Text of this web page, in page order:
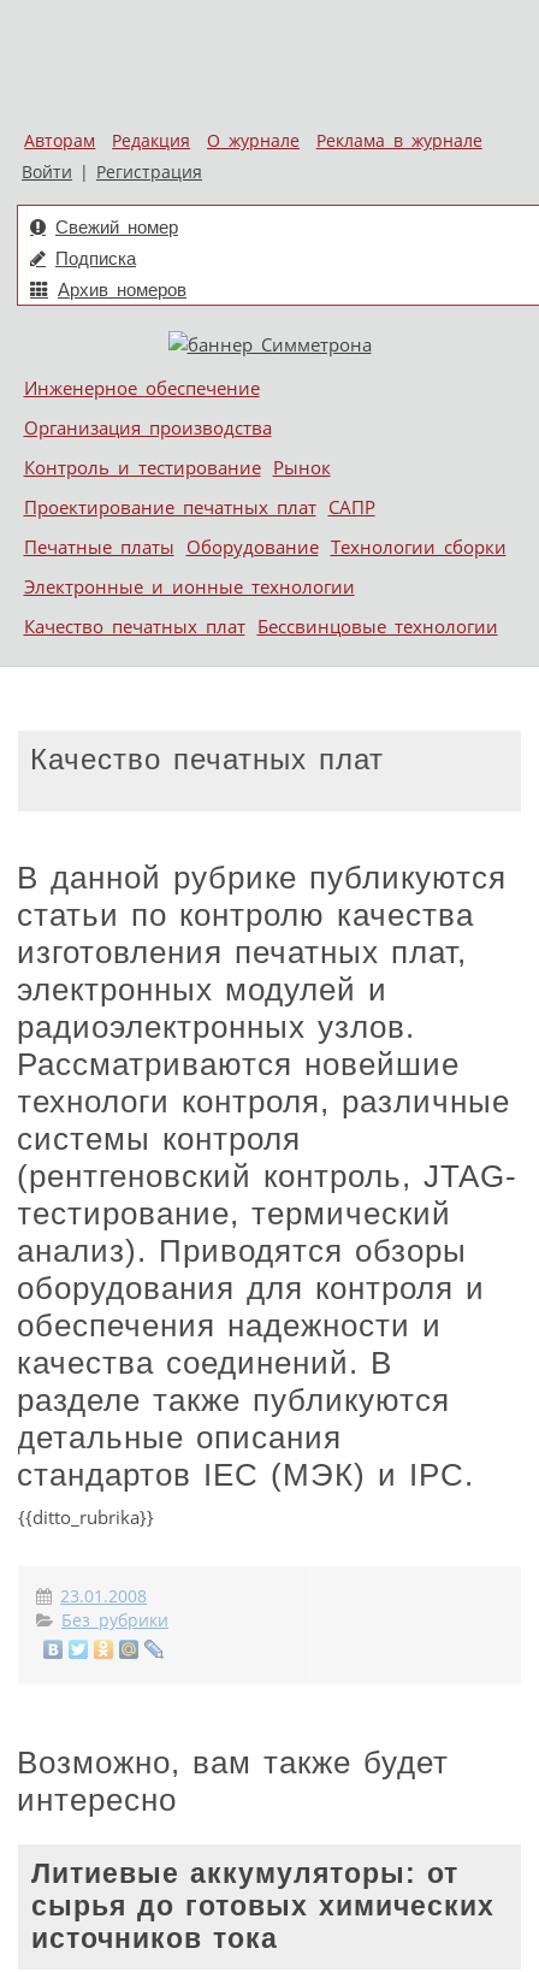
Авторам Редакция О журнале
Реклама в журнале
Войти | Регистрация
Свежий номер
Подписка
Архив номеров
Меню
Skip to content
Инженерное обеспечение
Организация производства
Контроль и тестирование Рынок
Проектирование печатных плат САПР
Печатные платы Оборудование Технологии сборки
Электронные и ионные технологии
Качество печатных плат Бессвинцовые технологии
Качество печатных плат
В данной рубрике публикуются
статьи по контролю качества
изготовления печатных плат,
электронных модулей и
радиоэлектронных узлов.
Рассматриваются новейшие
технологи контроля, различные
системы контроля
(рентгеновский контроль, JTAG-
тестирование, термический
анализ). Приводятся обзоры
оборудования для контроля и
обеспечения надежности и
качества соединений. В
разделе также публикуются
детальные описания
стандартов IEC (МЭК) и IPC.
{{ditto_rubrika}}
23.01.2008
Без рубрики
Возможно, вам также будет
интересно
Литиевые аккумуляторы: от
сырья до готовых химических
источников тока